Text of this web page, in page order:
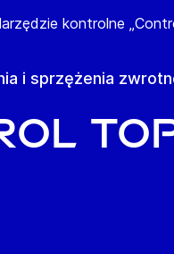
kontrolne
i sprzężenia
Top